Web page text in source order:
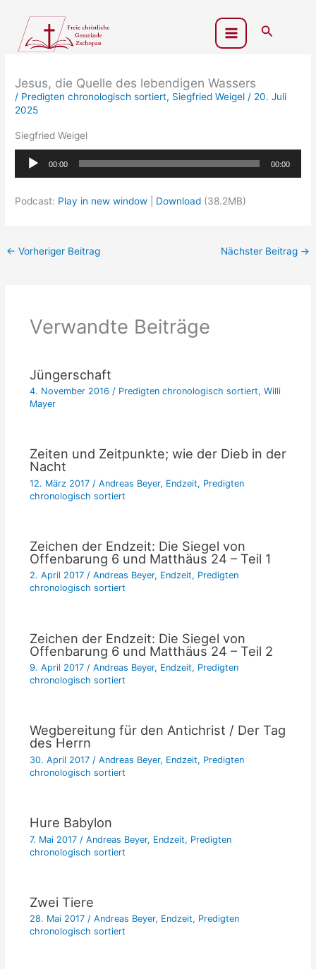
springen
Suchen
Jesus, die Quelle des lebendigen Wassers
/ Predigten chronologisch sortiert, Siegfried Weigel / 20. Juli
2025
Siegfried Weigel
Audio-
00:00 00:00
Podcast: Play in new window Download (38.2MB)
← Vorheriger Beitrag Nächster Beitrag →
Verwandte Beiträge
Jüngerschaft
4. November 2016 / Predigten chronologisch sortiert, Willi
Mayer
Zeiten und Zeitpunkte; wie der Dieb in der
Nacht
12. März 2017 / Andreas Beyer, Endzeit, Predigten
chronologisch sortiert
Zeichen der Endzeit: Die Siegel von
Offenbarung 6 und Matthäus 24 – Teil 1
2. April 2017 / Andreas Beyer, Endzeit, Predigten
chronologisch sortiert
Zeichen der Endzeit: Die Siegel von
Offenbarung 6 und Matthäus 24 – Teil 2
9. April 2017 / Andreas Beyer, Endzeit, Predigten
chronologisch sortiert
Wegbereitung für den Antichrist / Der Tag
des Herrn
30. April 2017 / Andreas Beyer, Endzeit, Predigten
chronologisch sortiert
Hure Babylon
7. Mai 2017 / Andreas Beyer, Endzeit, Predigten
chronologisch sortiert
Zwei Tiere
28. Mai 2017 / Andreas Beyer, Endzeit, Predigten
chronologisch sortiert